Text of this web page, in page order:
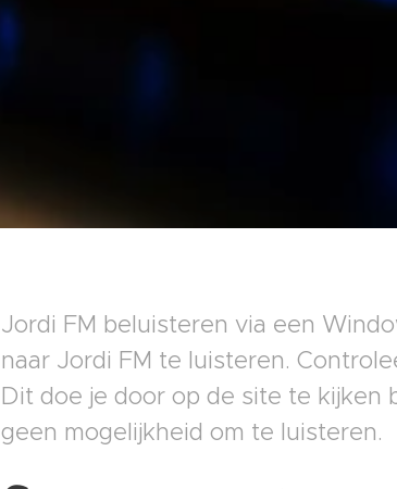
Jordi FM beluisteren via een
naar Jordi FM te luisteren.
Dit doe je door op de site te kijken
geen mogelijkheid om te luisteren.